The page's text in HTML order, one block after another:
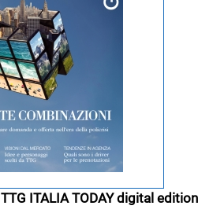
TTG ITALIA TODAY digital edition